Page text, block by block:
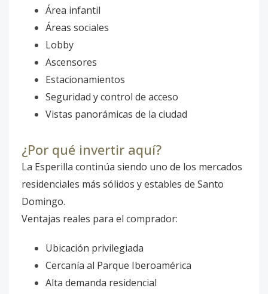
Área infantil
Áreas sociales
Lobby
Ascensores
Estacionamientos
Seguridad y control de acceso
Vistas panorámicas de la ciudad
¿Por qué invertir aquí?
La Esperilla continúa siendo uno de los mercados
residenciales más sólidos y estables de Santo
Domingo.
Ventajas reales para el comprador:
Ubicación privilegiada
Cercanía al Parque Iberoamérica
Alta demanda residencial